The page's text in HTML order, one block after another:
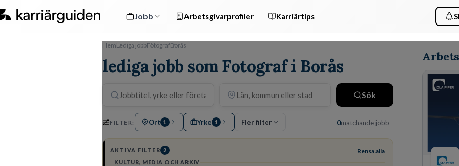
Jobb Arbetsgivarprofiler Karriärtips
HemLediga jobbFotografBorås
lediga jobb som Fotograf i Borås
Sök
FILTER: Ort 1 Yrke 1 Fler filter 0matchande jobb
AKTIVA FILTER 2 Rensa alla
KULTUR, MEDIA OCH ARKIV